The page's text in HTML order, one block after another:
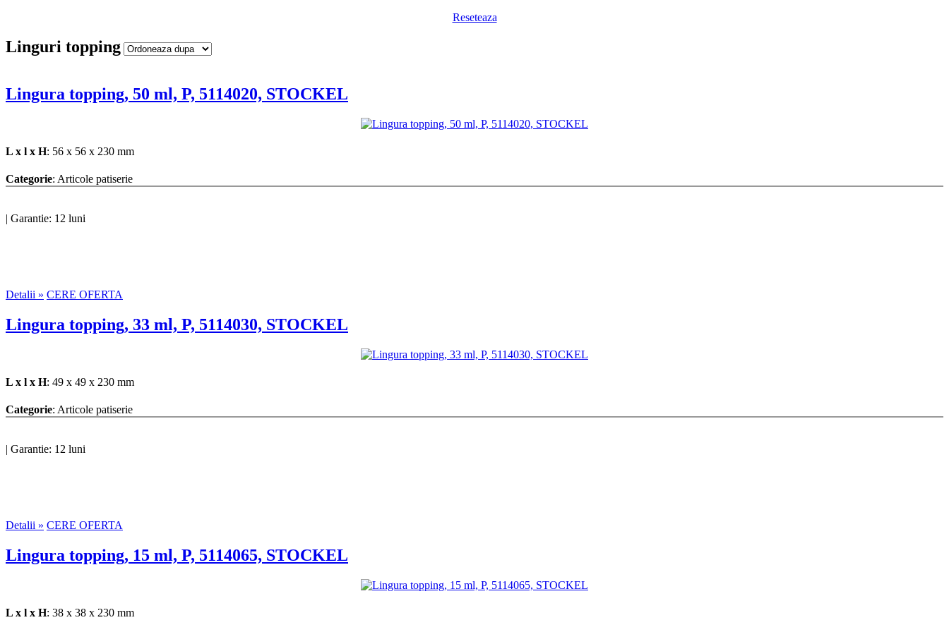
Reseteaza
Linguri topping
Lingura topping, 50 ml, P, 5114020, STOCKEL
L x l x H: 56 x 56 x 230 mm
Categorie: Articole patiserie
| Garantie: 12 luni
Detalii » CERE OFERTA
Lingura topping, 33 ml, P, 5114030, STOCKEL
L x l x H: 49 x 49 x 230 mm
Categorie: Articole patiserie
| Garantie: 12 luni
Detalii » CERE OFERTA
Lingura topping, 15 ml, P, 5114065, STOCKEL
L x l x H: 38 x 38 x 230 mm